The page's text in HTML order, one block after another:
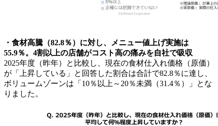
・食材高騰（82.8％）に対し、メニュー値上げ実施は
55.9％。4割以上の店舗がコスト高の痛みを自社で吸収
2025年度（昨年）と比較し、現在の食材仕入れ価格（原価）
が「上昇している」と回答した割合は合計で82.8％に達し、
ボリュームゾーンは「10％以上～20％未満（31.4％）」とな
りました。